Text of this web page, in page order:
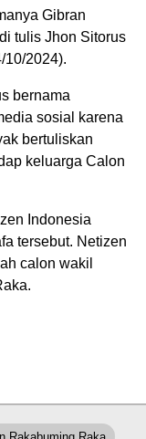
Gibran
tulis Jhon Sitorus
10/2024).
bernama
sosial karena
bertuliskan
keluarga Calon
Indonesia
tersebut. Netizen
calon wakil